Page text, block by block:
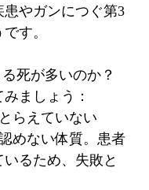
やガンにつぐ第3
す。
死が多いのか？
ましょう：
らえていない
ない体質。患者
るため、失敗と